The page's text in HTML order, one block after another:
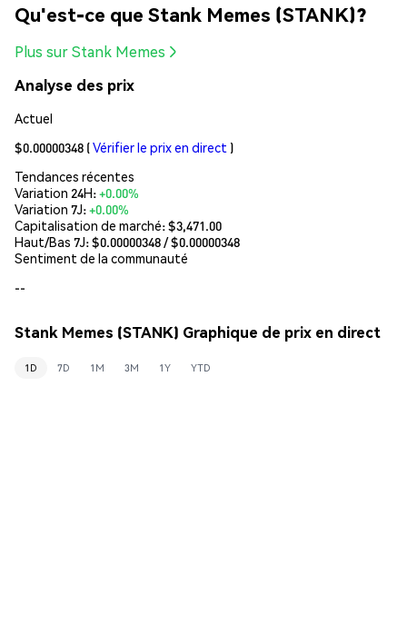
Qu'est-ce que Stank Memes (STANK)?
Plus sur Stank Memes
Analyse des prix
Actuel
$0.00000348 (Vérifier le prix en direct )
Tendances récentes
Variation 24H:+0.00%
Variation 7J:+0.00%
Capitalisation de marché:$3,471.00
Haut/Bas 7J: $0.00000348/ $0.00000348
Sentiment de la communauté
--
Stank Memes (STANK) Graphique de prix en direct
1D 7D 1M 3M 1Y YTD